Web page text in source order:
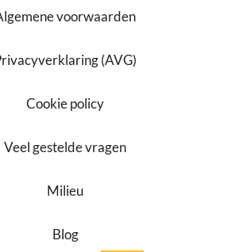
voorwaarden
(AVG)
Cookie policy
Veel gestelde vragen
Milieu
Blog